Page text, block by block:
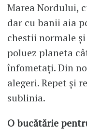
Marea Nordului,
dar cu banii aia
chestii normale
poluez planeta
înfometați. Din
alegeri. Repet și
sublinia.
O bucătărie